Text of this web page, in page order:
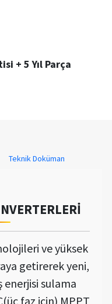
+ 5 Yıl Parça
Teknik Doküman
ve yüksek
getirerek yeni,
sulama
faz için) MPPT